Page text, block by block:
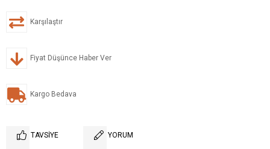
Karşılaştır
Fiyat Düşünce Haber Ver
Kargo Bedava
TAVSIYE YORUM